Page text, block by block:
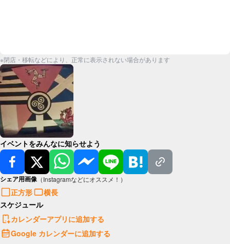
※閉店・移転などにより、正常に表示されない場合があります
イベントをみんなに知らせよう
シェア用画像 （Instagramなどにオススメ！）
正方形
横長
スケジュール
カレンダーアプリに追加する
Google カレンダーに追加する